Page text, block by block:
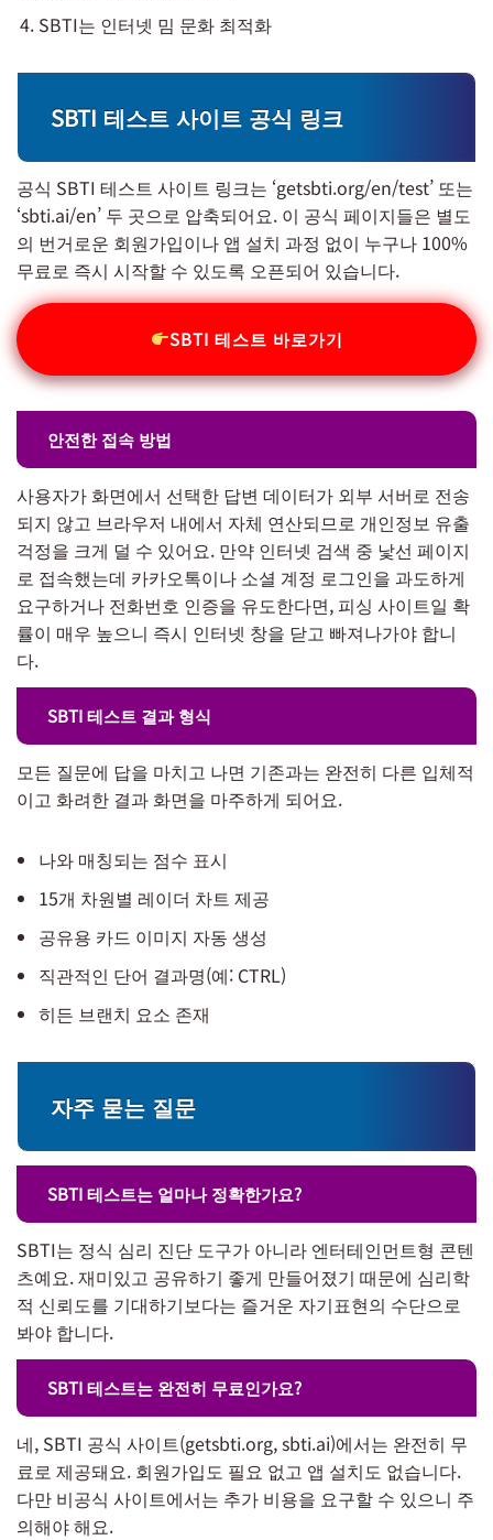
SBTI는 인터넷 밈 문화 최적화
SBTI 테스트 사이트 공식 링크
공식 SBTI 테스트 사이트 링크는 ‘getsbti.org/en/test’ 또는
‘sbti.ai/en’ 두 곳으로 압축되어요. 이 공식 페이지들은 별도
의 번거로운 회원가입이나 앱 설치 과정 없이 누구나 100%
무료로 즉시 시작할 수 있도록 오픈되어 있습니다.
SBTI 테스트 바로가기
안전한 접속 방법
사용자가 화면에서 선택한 답변 데이터가 외부 서버로 전송
되지 않고 브라우저 내에서 자체 연산되므로 개인정보 유출
걱정을 크게 덜 수 있어요. 만약 인터넷 검색 중 낯선 페이지
로 접속했는데 카카오톡이나 소셜 계정 로그인을 과도하게
요구하거나 전화번호 인증을 유도한다면, 피싱 사이트일 확
률이 매우 높으니 즉시 인터넷 창을 닫고 빠져나가야 합니
다.
SBTI 테스트 결과 형식
모든 질문에 답을 마치고 나면 기존과는 완전히 다른 입체적
이고 화려한 결과 화면을 마주하게 되어요.
나와 매칭되는 점수 표시
15개 차원별 레이더 차트 제공
공유용 카드 이미지 자동 생성
직관적인 단어 결과명(예: CTRL)
히든 브랜치 요소 존재
자주 묻는 질문
SBTI 테스트는 얼마나 정확한가요?
SBTI는 정식 심리 진단 도구가 아니라 엔터테인먼트형 콘텐
츠예요. 재미있고 공유하기 좋게 만들어졌기 때문에 심리학
적 신뢰도를 기대하기보다는 즐거운 자기표현의 수단으로
봐야 합니다.
SBTI 테스트는 완전히 무료인가요?
네, SBTI 공식 사이트(getsbti.org, sbti.ai)에서는 완전히 무
료로 제공돼요. 회원가입도 필요 없고 앱 설치도 없습니다.
다만 비공식 사이트에서는 추가 비용을 요구할 수 있으니 주
의해야 해요.